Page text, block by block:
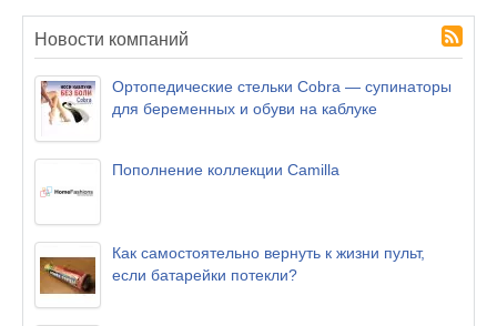
Новости компаний
Ортопедические стельки Cobra — супинаторы
для беременных и обуви на каблуке
Пополнение коллекции Camilla
Как самостоятельно вернуть к жизни пульт,
если батарейки потекли?